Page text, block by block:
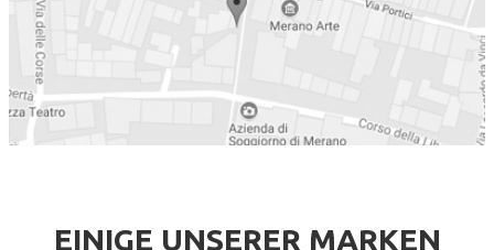
EINIGE UNSERER MARKEN